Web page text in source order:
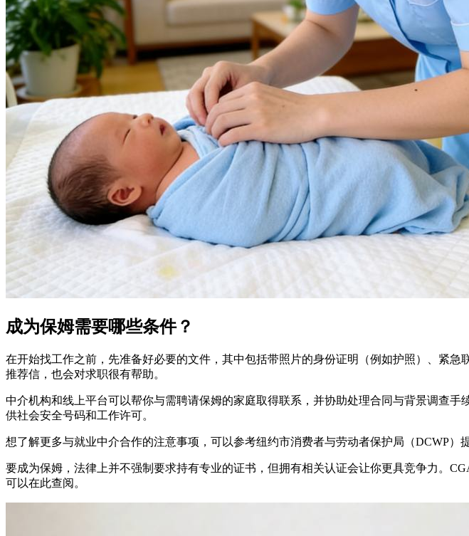
成为保姆需要哪些条件？
在开始找工作之前，先准备好必要的文件，其中包括带照片的身份证明（例如护照）、紧
推荐信，也会对求职很有帮助。
中介机构和线上平台可以帮你与需聘请保姆的家庭取得联系，并协助处理合同与背景调查
供社会安全号码和工作许可。
想了解更多与就业中介合作的注意事项，可以参考纽约市消费者与劳动者保护局（DCWP）
要成为保姆，法律上并不强制要求持有专业的证书，但拥有相关认证会让你更具竞争力。
可以在此查阅。